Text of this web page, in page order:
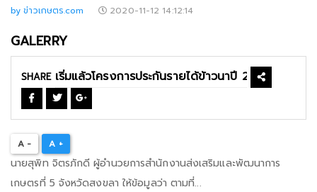
by ข่าวเกษตร.com 2020-11-12 14:12:14
GALERRY
SHARE
A - A +
นายสุพิท จิตรภักดี ผู้อำนวยการสำนักงานส่งเสริมและพัฒนาการ
เกษตรที่ 5 จังหวัดสงขลา ให้ข้อมูลว่า ตามที่...